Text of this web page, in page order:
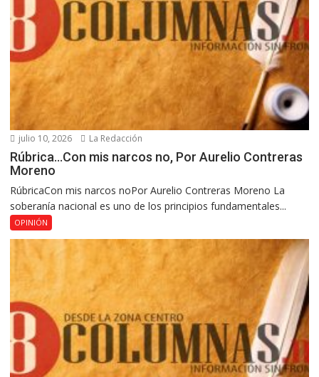
julio 10, 2026 La Redacción
Rúbrica…Con mis narcos no, Por Aurelio Contreras
Moreno
RúbricaCon mis narcos noPor Aurelio Contreras Moreno La
soberanía nacional es uno de los principios fundamentales...
OPINIÓN